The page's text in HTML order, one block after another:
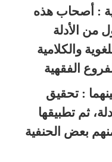
: أصحاب هذه
من الأدلة
والكلامية
الفقهية
: تحقيق
ثم تطبيقها
بعض الحنفية